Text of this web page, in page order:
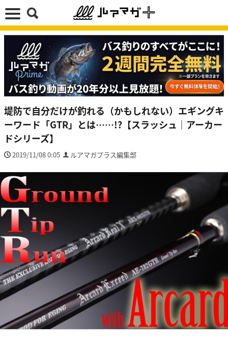
堤防で自分だけが釣れる（かもしれない）エギングキ
ーワード「GTR」とは……!?【スラッシュ｜アーカー
ドシリーズ】
2019/11/08 0:05 ルアマガプラス編集部